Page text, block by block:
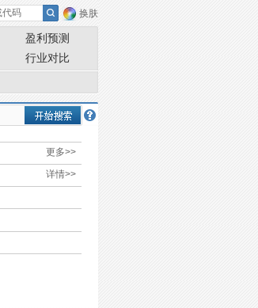
换肤
盈利预测
行业对比
更多>>
详情>>